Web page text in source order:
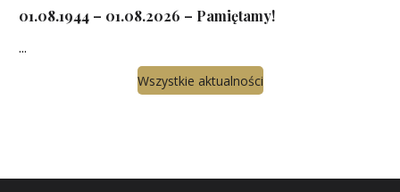
01.08.1944 – 01.08.2026 – Pamiętamy!
...
Wszystkie aktualności